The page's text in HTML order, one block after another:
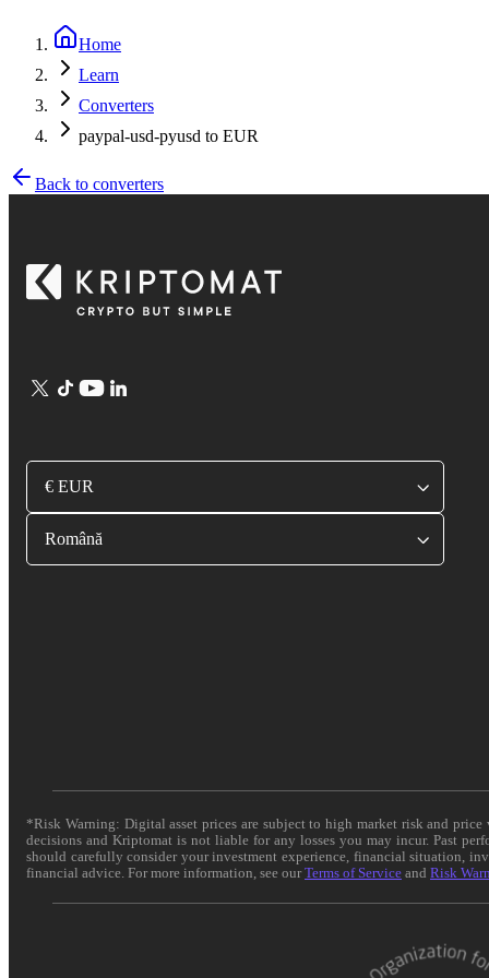
Home
Learn
Converters
paypal-usd-pyusd to EUR
Back to converters
€ EUR
Română
*Risk Warning: Digital asset prices are subject to high market risk and
decisions and Kriptomat is not liable for any losses you may incur. Past
should carefully consider your investment experience, financial situation,
financial advice. For more information, see ourTerms of Service and Risk